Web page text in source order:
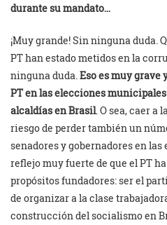
durante su mandato…
¡Muy grande! Sin ninguna duda.
PT han estado metidos en la
ninguna duda. Eso es muy grave
PT en las elecciones municipales
alcaldías en Brasil. O sea, caer a
riesgo de perder también un
senadores y gobernadores en las
reflejo muy fuerte de que el PT
propósitos fundadores: ser el
de organizar a la clase
construcción del socialismo en